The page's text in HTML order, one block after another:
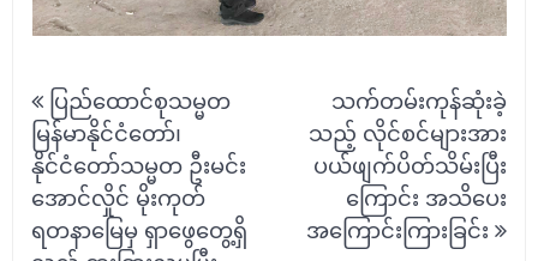
Post
navigation
ပြည်ထောင်စုသမ္မတ
မြန်မာနိုင်ငံတော်၊
နိုင်ငံတော်သမ္မတ ဦးမင်း
အောင်လှိုင် မိုးကုတ်
ရတနာမြေမှ ရှာဖွေတွေ့ရှိ
သက်တမ်းကုန်ဆုံးခဲ့
သည့် လိုင်စင်များအား
ပယ်ဖျက်ပိတ်သိမ်းပြီး
ကြောင်း အသိပေး
အကြောင်းကြားခြင်း